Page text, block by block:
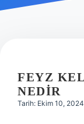
Hakkımızda
FEYZ
NEDIR
Tarih: Ekim 10, 2024